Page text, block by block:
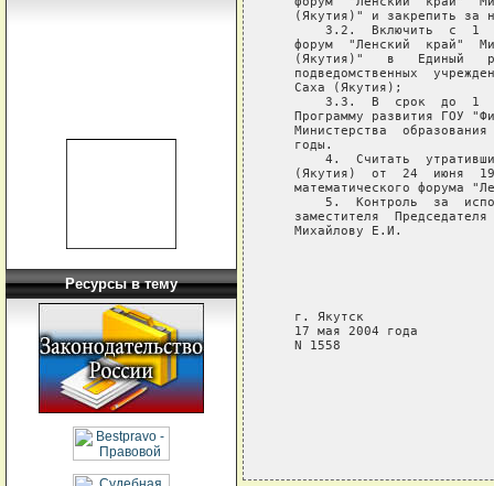
Ресурсы в тему
(Якутия)" и закрепить за
3.2.  Включить  с  1
форум  "Ленский  край"
(Якутия)"   в   Единый
подведомственных
   Саха (Якутия);
3.3.  В  срок  до  1
Программу развития ГОУ
Министерства
   годы.
4.  Считать
(Якутия)  от  24  июня
математического форума
5.  Контроль  за
заместителя
   Михайлову Е.И.
   г. Якутск
   17 мая 2004 года
   N 1558